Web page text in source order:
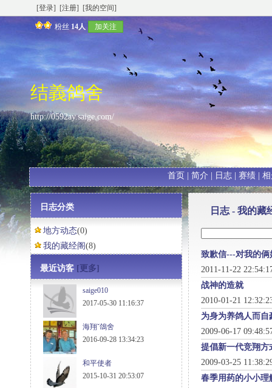
[登录] [注册] [我的空间]
粉丝 14人 加关注
结義鸽舍
http://0592ay.saige.com/
首页 简介 日志| 赛绩|
日志分类
地方动态(0)
我的藏经阁(8)
最近访客 [更多]
saige010
2017-05-30 11:16:37
海翔ˇ鴿舍
2016-09-28 13:34:23
和平使者
2015-10-31 20:53:07
日志 - 我的藏
致歉信---对我的
2011-11-22
战神的造就
2010-01-21
为身为养鸽人而自
2009-06-17
提倡新一代竞翔
2009-03-25
春季用药的小小理